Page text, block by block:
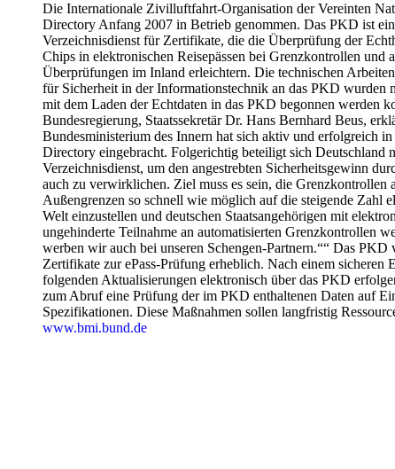
Die Internationale Zivilluftfahrt-Organisation der Vereinten
Directory Anfang 2007 in Betrieb genommen. Das PKD ist
Verzeichnisdienst für Zertifikate, die die Überprüfung der
Chips in elektronischen Reisepässen bei Grenzkontrollen und
Überprüfungen im Inland erleichtern. Die technischen
für Sicherheit in der Informationstechnik an das PKD wurden
mit dem Laden der Echtdaten in das PKD begonnen werden
Bundesregierung, Staatssekretär Dr. Hans Bernhard Beus,
Bundesministerium des Innern hat sich aktiv und erfolgreich
Directory eingebracht. Folgerichtig beteiligt sich Deutschland
Verzeichnisdienst, um den angestrebten Sicherheitsgewinn
auch zu verwirklichen. Ziel muss es sein, die Grenzkontrollen
Außengrenzen so schnell wie möglich auf die steigende Zahl
Welt einzustellen und deutschen Staatsangehörigen mit
ungehinderte Teilnahme an automatisierten Grenzkontrollen
werben wir auch bei unseren Schengen-Partnern.““ Das PKD
Zertifikate zur ePass-Prüfung erheblich. Nach einem sicheren
folgenden Aktualisierungen elektronisch über das PKD
zum Abruf eine Prüfung der im PKD enthaltenen Daten auf
Spezifikationen. Diese Maßnahmen sollen langfristig
www.bmi.bund.de